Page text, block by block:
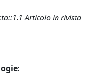
Articolo in rivista